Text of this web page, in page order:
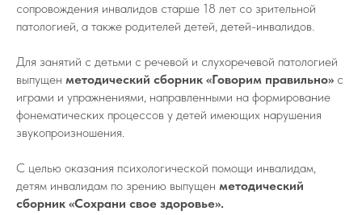
сопровождения инвалидов старше 18 лет со зрительной
патологией, а также родителей детей, детей-инвалидов.
Для занятий с детьми с речевой и слухоречевой патологией
выпущен методический сборник «Говорим правильно» с
играми и упражнениями, направленными на формирование
фонематических процессов у детей имеющих нарушения
звукопроизношения.
С целью оказания психологической помощи инвалидам,
детям инвалидам по зрению выпущен методический
сборник «Сохрани свое здоровье».